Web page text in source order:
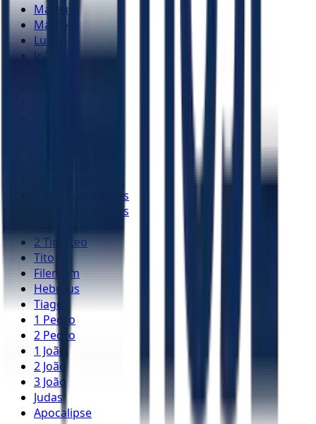
Mateus
Marcos
Lucas
João
1 Tessalonicenses
2 Tessalonicenses
2 Timóteo
Tito
Filemom
Hebreus
Tiago
1 Pedro
2 Pedro
1 João
2 João
3 João
Judas
Apocalipse